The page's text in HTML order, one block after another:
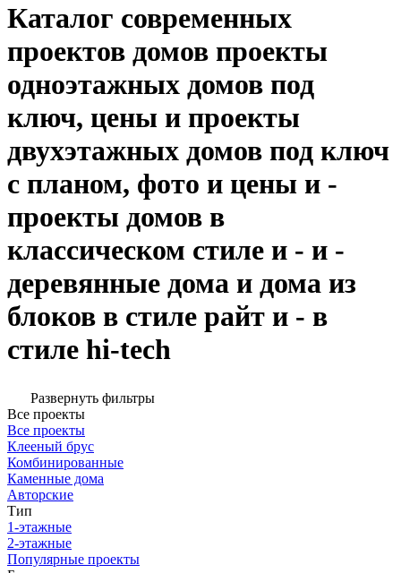
Каталог современных
проектов домов проекты
одноэтажных домов под
ключ, цены и проекты
двухэтажных домов под ключ
с планом, фото и цены и -
проекты домов в
классическом стиле и - и -
деревянные дома и дома из
блоков в стиле райт и - в
стиле hi-tech
Развернуть фильтры
Все проекты
Все проекты
Клееный брус
Комбинированные
Каменные дома
Авторские
Тип
1-этажные
2-этажные
Популярные проекты